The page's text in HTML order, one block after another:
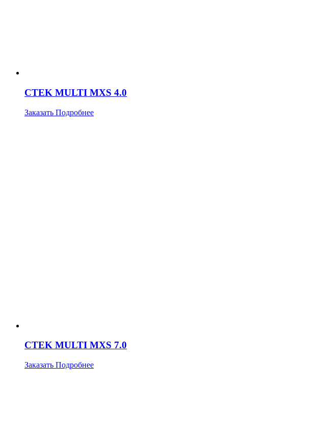
CTEK MULTI MXS 4.0
Заказать Подробнее
CTEK MULTI MXS 7.0
Заказать Подробнее